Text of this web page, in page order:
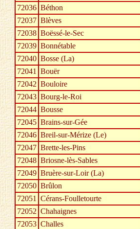
72036 Béthon
72037 Blèves
72038 Boëssé-le-Sec
72039 Bonnétable
72040 Bosse (La)
72041 Bouër
72042 Bouloire
72043 Bourg-le-Roi
72044 Bousse
72045 Brains-sur-Gée
72046 Breil-sur-Mérize (Le)
72047 Brette-les-Pins
72048 Briosne-lès-Sables
72049 Bruère-sur-Loir (La)
72050 Brûlon
72051 Cérans-Foulletourte
72052 Chahaignes
72053 Challes